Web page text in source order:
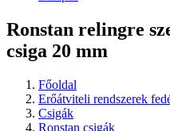
Ronstan relingre
csiga 20 mm
Főoldal
Erőátviteli rendszerek
Csigák
Ronstan csigák